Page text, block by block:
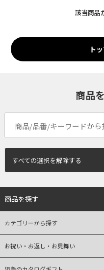
該当商品
ト
商品
すべての選択を解除する
商品を探す
カテゴリーから探す
お祝い・お返し・お見舞い